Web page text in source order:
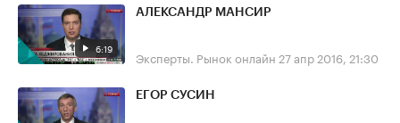
6:19
АЛЕКСАНДР МАНСИР
Эксперты. Рынок онлайн 27 апр 2016, 21:30
ЕГОР СУСИН